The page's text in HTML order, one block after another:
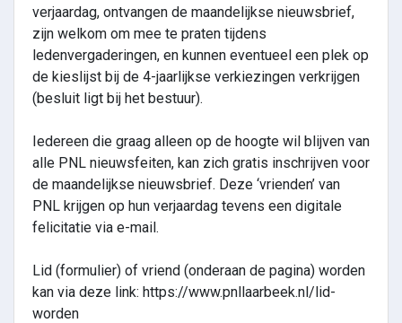
verjaardag, ontvangen de maandelijkse nieuwsbrief,
zijn welkom om mee te praten tijdens
ledenvergaderingen, en kunnen eventueel een plek op
de kieslijst bij de 4-jaarlijkse verkiezingen verkrijgen
(besluit ligt bij het bestuur).
Iedereen die graag alleen op de hoogte wil blijven van
alle PNL nieuwsfeiten, kan zich gratis inschrijven voor
de maandelijkse nieuwsbrief. Deze ‘vrienden’ van
PNL krijgen op hun verjaardag tevens een digitale
felicitatie via e-mail.
Lid (formulier) of vriend (onderaan de pagina) worden
kan via deze link: https://www.pnllaarbeek.nl/lid-
worden